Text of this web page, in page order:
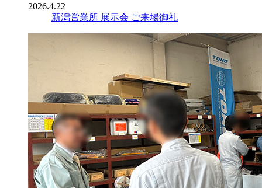
2026.4.22
新潟営業所 展示会 ご来場御礼